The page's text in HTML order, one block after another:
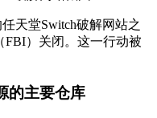
天堂Switch破解网站之
）关闭。这一行动被
的主要仓库